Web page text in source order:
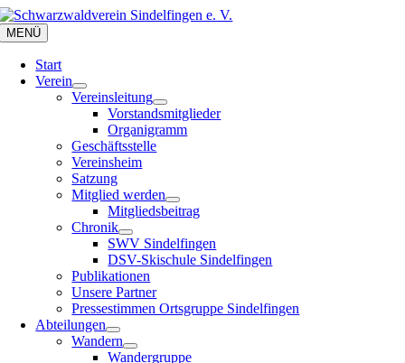
Zum
Inhalt
springen
MENÜ
Start
Verein
Vereinsleitung
Vorstandsmitglieder
Organigramm
Geschäftsstelle
Vereinsheim
Satzung
Mitglied werden
Mitgliedsbeitrag
Chronik
SWV Sindelfingen
DSV-Skischule Sindelfingen
Publikationen
Unsere Partner
Pressestimmen Ortsgruppe Sindelfingen
Abteilungen
Wandern
Wandergruppe